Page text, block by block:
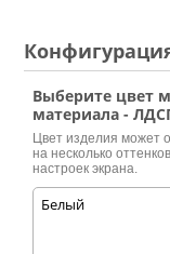
рельефное стекло
дверок пеналов
создают
гармоничный облик
элегантной
сдержанности.
Трапецевидная
полка центральной
части стенки
увеличивает
пространство ниши
Выберите цвет
материала -
Цвет изделия может
на несколько
настроек экрана.
Белый